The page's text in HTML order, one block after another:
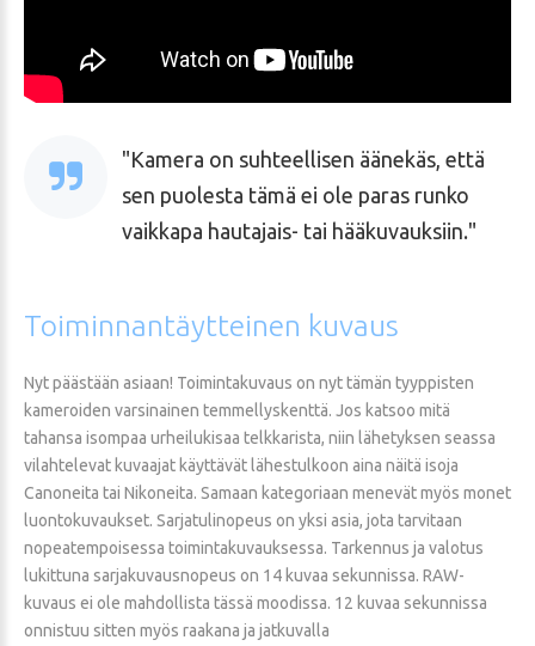
Kamera on suhteellisen äänekäs, että
sen puolesta tämä ei ole paras runko
vaikkapa hautajais- tai hääkuvauksiin.
Toiminnantäytteinen kuvaus
Nyt päästään asiaan! Toimintakuvaus on nyt tämän tyyppisten
kameroiden varsinainen temmellyskenttä. Jos katsoo mitä
tahansa isompaa urheilukisaa telkkarista, niin lähetyksen seassa
vilahtelevat kuvaajat käyttävät lähestulkoon aina näitä isoja
Canoneita tai Nikoneita. Samaan kategoriaan menevät myös monet
luontokuvaukset. Sarjatulinopeus on yksi asia, jota tarvitaan
nopeatempoisessa toimintakuvauksessa. Tarkennus ja valotus
lukittuna sarjakuvausnopeus on 14 kuvaa sekunnissa. RAW-
kuvaus ei ole mahdollista tässä moodissa. 12 kuvaa sekunnissa
onnistuu sitten myös raakana ja jatkuvalla